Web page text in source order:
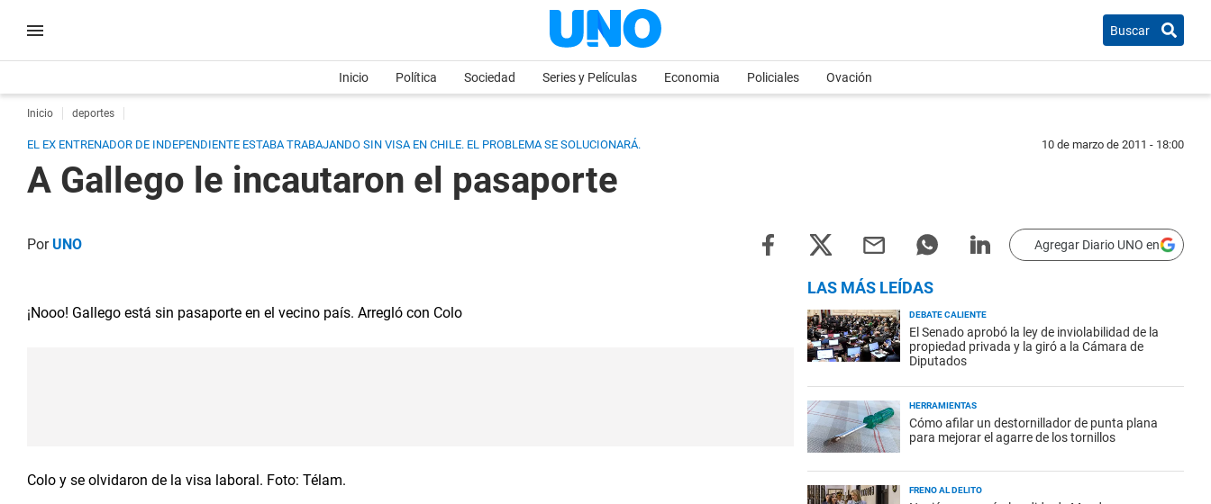
Buscar
Inicio Política Sociedad Series y Películas Economia Policiales Ovación
Inicio deportes
EL EX ENTRENADOR DE INDEPENDIENTE ESTABA TRABAJANDO SIN VISA EN CHILE. EL PROBLEMA SE SOLUCIONARÁ. 10 de marzo de 2011 - 18:00
A Gallego le incautaron el pasaporte
PorUNO Agregar Diario UNO en
¡Nooo! Gallego está sin pasaporte en el vecino país. Arregló con Colo
Colo y se olvidaron de la visa laboral. Foto: Télam.
LAS MÁS LEÍDAS
DEBATE CALIENTE
El Senado aprobó la ley de inviolabilidad de la
propiedad privada y la giró a la Cámara de
Diputados
HERRAMIENTAS
Cómo afilar un destornillador de punta plana
para mejorar el agarre de los tornillos
FRENO AL DELITO